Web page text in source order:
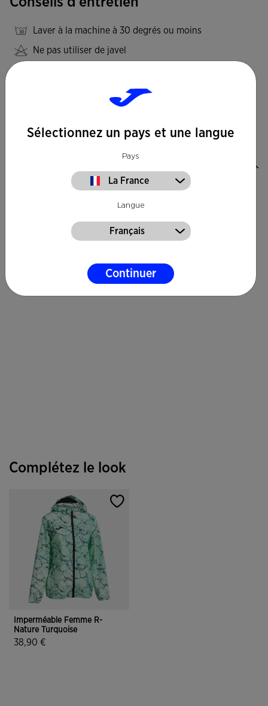
Laver à la machine à 30 degrés ou moins
Ne pas utiliser de javel
Repasser à une température maximum de 110 degrés
Ne pas nettoyer à sec
Complétez le look
Imperméable Femme R-
Nature Turquoise
38,90 €
Sélectionnez un pays et une langue
Pays
La France
Langue
Français
Continuer